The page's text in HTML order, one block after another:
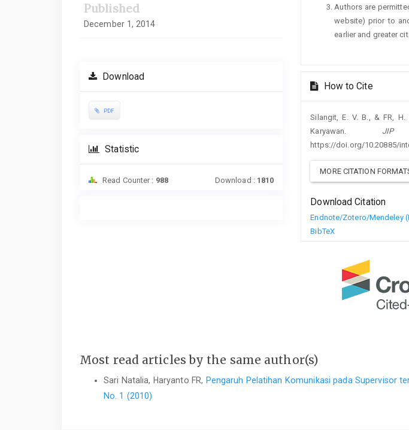
Published
December 1, 2014
Download
PDF
Statistic
Read Counter : 988 Download : 1810
Authors are
website) prior to
earlier and greater
How to Cite
Silangit, E. V. B., & FR,
Karyawan. JIP
https://doi.org/10.20885/
MORE CITATION
Download Citation
Endnote/Zotero/Mendeley
BibTeX
Most read articles by the same author(s)
Sari Natalia, Haryanto FR, Pengaruh Pelatihan Komunikasi pada Supervisor
No. 1 (2010)